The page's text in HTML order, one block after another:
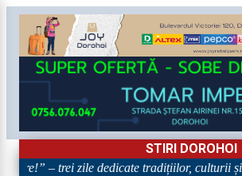
STIRI DOROHOI
– trei zile dedicate tradițiilor, culturii și